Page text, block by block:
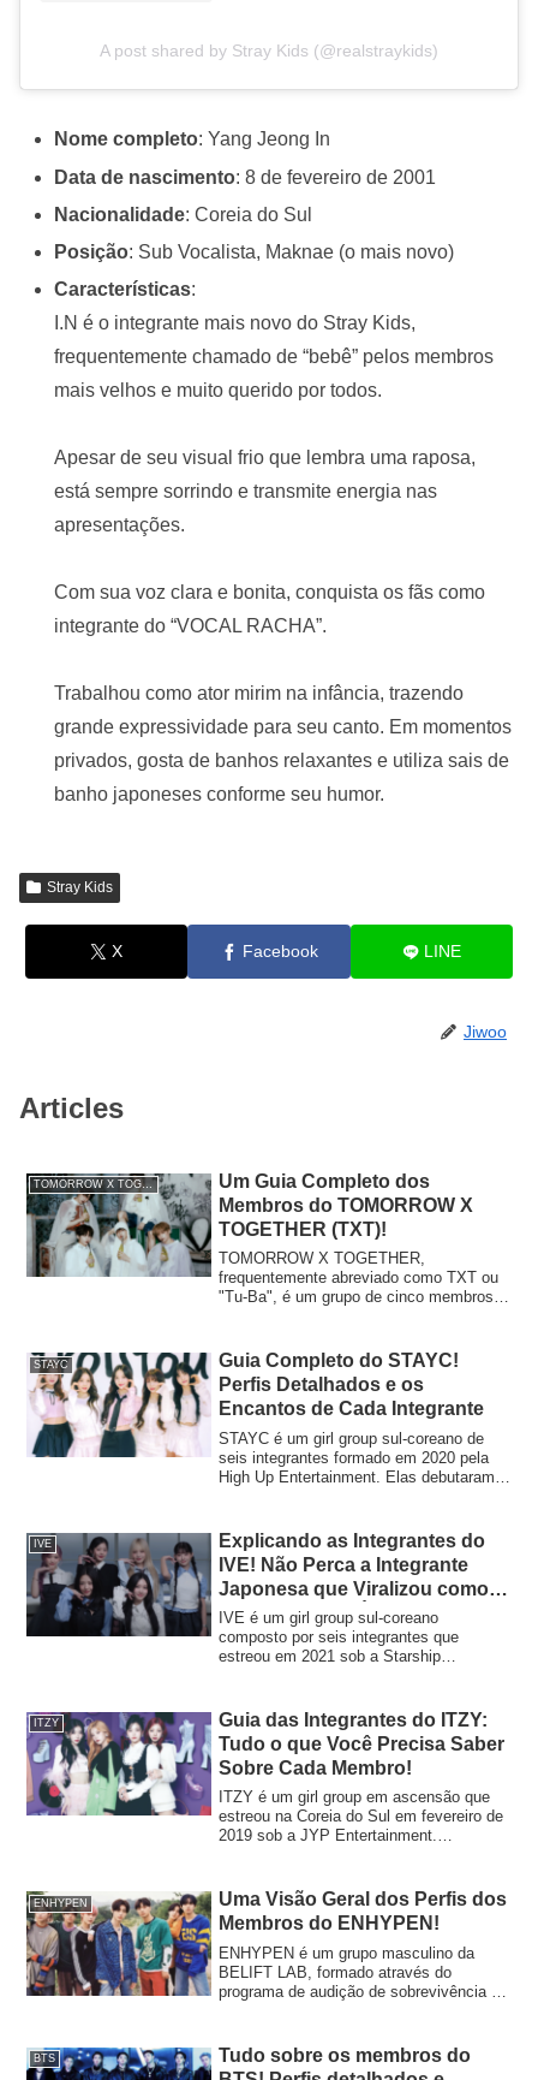
A post shared by Stray Kids (@realstraykids)
Nome completo: Yang Jeong In
Data de nascimento: 8 de fevereiro de 2001
Nacionalidade: Coreia do Sul
Posição: Sub Vocalista, Maknae (o mais novo)
Características:
I.N é o integrante mais novo do Stray Kids,
frequentemente chamado de “bebê” pelos membros
mais velhos e muito querido por todos.
Apesar de seu visual frio que lembra uma raposa,
está sempre sorrindo e transmite energia nas
apresentações.
Com sua voz clara e bonita, conquista os fãs como
integrante do “VOCAL RACHA”.
Trabalhou como ator mirim na infância, trazendo
grande expressividade para seu canto. Em momentos
privados, gosta de banhos relaxantes e utiliza sais de
banho japoneses conforme seu humor.
Stray Kids
X Facebook LINE
Jiwoo
Articles
TOMORROW X TOGETHER
Um Guia Completo dos
Membros do TOMORROW X
TOGETHER (TXT)!
TOMORROW X TOGETHER,
frequentemente abreviado como TXT ou
"Tu-Ba", é um grupo de cinco membros
Entertainment). Como o grupo irmão mais
novo do BTS, eles rapidamente
ganharam reconhecimento mundial por
suas performances de alto nível e
conceito único.Com uma altura média
superior a 180 cm, diz-se que durante
eventos de interação com fãs, como
"Meet and Greet", os membros precisam
apresenta os perfis de cada membro do
TOMORROW X TOGETHER.
STAYC
Guia Completo do STAYC!
Perfis Detalhados e os
Encantos de Cada Integrante
STAYC é um girl group sul-coreano de
seis integrantes formado em 2020 pela
High Up Entertainment. Elas debutaram
Culture." O nome oficial do fandom é
"SWITH", simbolizando a ideia de estar
"Com" o grupo.Este artigo apresenta os
perfis de cada integrante do STAYC.
IVE
Explicando as Integrantes do
IVE! Não Perca a Integrante
Japonesa que Viralizou como o
“Porquinho-da-Índia Furioso”!
IVE é um girl group sul-coreano
composto por seis integrantes que
estreou em 2021 sob a Starship
simbolizando confiança em mostrar
aquilo que possuem.Desde a estreia, o
IVE tem chamado atenção com
conceitos inovadores e visuais estilosos,
trazendo um novo frescor ao cenário do
K-POP. Suas músicas transmitem
mensagens de confiança e coragem aos
vamos explorar os encantos individuais
de cada integrante do IVE e analisar o
apelo do grupo como um todo.
ITZY
Guia das Integrantes do ITZY:
Tudo o que Você Precisa Saber
Sobre Cada Membro!
ITZY é um girl group em ascensão que
estreou na Coreia do Sul em fevereiro de
2019 sob a JYP Entertainment.
e NiziU, a JYP depositou grandes
expectativas no ITZY.<br>Mesmo antes
da estreia, as integrantes chamaram
atenção através de programas de
sobrevivência e participações em
videoclipes de outros artistas, mostrando
esmagador de adolescentes e jovens
adultos por sua presença carismática e
ENHYPEN
Uma Visão Geral dos Perfis dos
Membros do ENHYPEN!
ENHYPEN é um grupo masculino da
BELIFT LAB, formado através do
programa de audição de sobrevivência de
(atualmente HYBE).Em julho de 2021,
eles lançaram seu single de estreia
BTS
Tudo sobre os membros do